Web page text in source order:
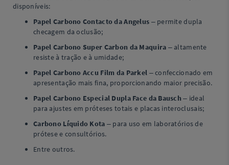
disponíveis:
Papel Carbono Contacto da Angelus – permite dupla
checagem da oclusão;
Papel Carbono Super Carbon da Maquira – altamente
resiste à tração e à umidade;
Papel Carbono Accu Film da Parkel – confeccionado em
apresentação mais fina, proporcionando maior precisão.
Papel Carbono Especial Dupla Face da Bausch – ideal
para ajustes em próteses totais e placas interoclusais;
Carbono Líquido Kota – para uso em laboratórios de
prótese e consultórios.
Entre outros.